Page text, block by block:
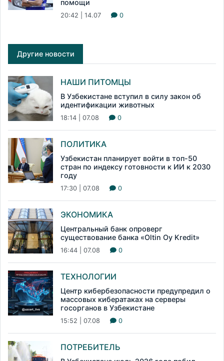
помощи
20:42 | 14.07 0
Другие новости
НАШИ ПИТОМЦЫ
В Узбекистане вступил в силу закон об
идентификации животных
18:14 | 07.08 0
ПОЛИТИКА
Узбекистан планирует войти в топ-50
стран по индексу готовности к ИИ к 2030
году
17:30 | 07.08 0
ЭКОНОМИКА
Центральный банк опроверг
существование банка «Oltin Oy Kredit»
16:44 | 07.08 0
ТЕХНОЛОГИИ
Центр кибербезопасности предупредил о
массовых кибератаках на серверы
госорганов в Узбекистане
15:52 | 07.08 0
ПОТРЕБИТЕЛЬ